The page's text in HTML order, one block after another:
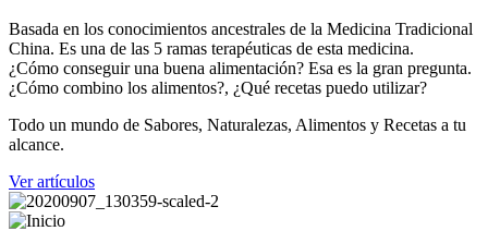
Basada en los conocimientos ancestrales de la Medicina Tradicional
China. Es una de las 5 ramas terapéuticas de esta medicina.
¿Cómo conseguir una buena alimentación? Esa es la gran pregunta.
¿Cómo combino los alimentos?, ¿Qué recetas puedo utilizar?
Todo un mundo de Sabores, Naturalezas, Alimentos y Recetas a tu
alcance.
Ver artículos